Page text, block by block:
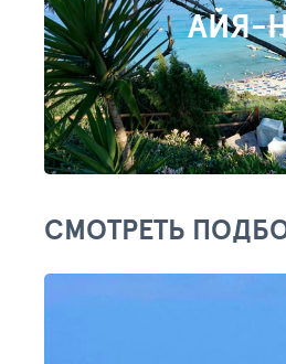
АЙЯ-
СМОТРЕТЬ